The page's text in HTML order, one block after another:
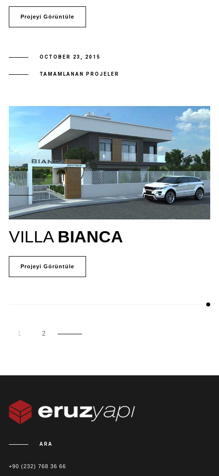
Projeyi Görüntüle
OCTOBER 23, 2015
TAMAMLANAN PROJELER
VILLA BIANCA
Projeyi Görüntüle
1 2
ARA
+90 (232) 768 36 66